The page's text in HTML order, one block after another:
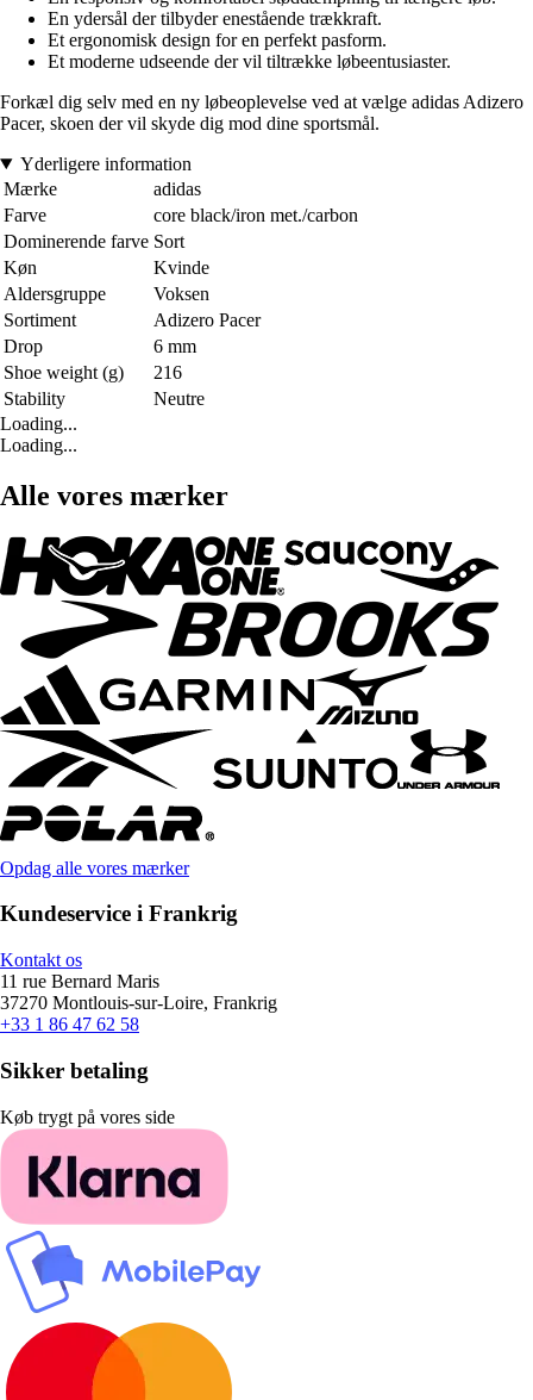
En ydersål der tilbyder enestående trækkraft.
Et ergonomisk design for en perfekt pasform.
Et moderne udseende der vil tiltrække løbeentusiaster.
Forkæl dig selv med en ny løbeoplevelse ved at vælge adidas Adizero
Pacer, skoen der vil skyde dig mod dine sportsmål.
Yderligere information
Mærke
adidas
Farve
core black/iron met./carbon
Dominerende farve Sort
Køn
Kvinde
Aldersgruppe
Voksen
Sortiment
Adizero Pacer
Drop
6 mm
Shoe weight (g)
216
Stability
Neutre
Loading...
Loading...
Alle vores mærker
Opdag alle vores mærker
Kundeservice i Frankrig
Kontakt os
11 rue Bernard Maris
37270 Montlouis-sur-Loire, Frankrig
+33 1 86 47 62 58
Sikker betaling
Køb trygt på vores side